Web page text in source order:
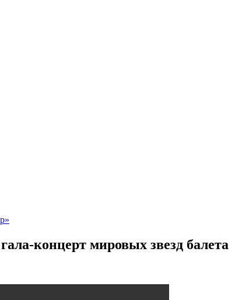
концерт мировых звезд балета